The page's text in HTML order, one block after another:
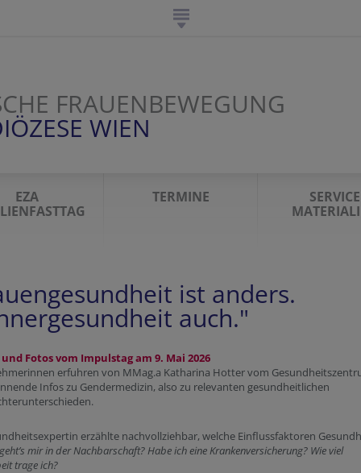
FRAUENBEWEGUNG
WIEN
EZA
TERMINE
SERVICE
ist anders.
auch."
Fotos vom Impulstag am 9. Mai 2026
erfuhren von MMag.a Katharina Hotter vom
Infos zu Gendermedizin, also zu relevanten gesundheitlichen
erzählte nachvollziehbar, welche Einflussfaktoren
mir in der Nachbarschaft? Habe ich eine Krankenversicherung? Wie viel
trage ich?